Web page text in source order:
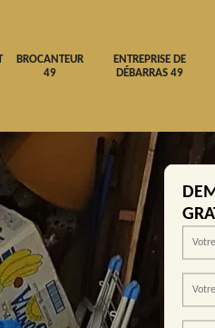
BROCANTEUR
49
ENTREPRISE DE
DÉBARRAS 49